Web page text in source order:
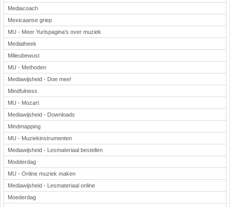
Mediacoach
Mexicaanse griep
MU - Meer Yurlspagina's over muziek
Mediatheek
Milieubewust
MU - Methoden
Mediawijsheid - Doe mee!
Mindfulness
MU - Mozart
Mediawijsheid - Downloads
Mindmapping
MU - Muziekinstrumenten
Mediawijsheid - Lesmateriaal bestellen
Modderdag
MU - Online muziek maken
Mediawijsheid - Lesmateriaal online
Moederdag